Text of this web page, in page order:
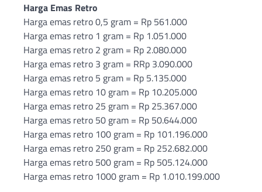
Harga Emas Retro
Harga emas retro 0,5 gram = Rp 561.000
Harga emas retro 1 gram = Rp 1.051.000
Harga emas retro 2 gram = Rp 2.080.000
Harga emas retro 3 gram = RRp 3.090.000
Harga emas retro 5 gram = Rp 5.135.000
Harga emas retro 10 gram = Rp 10.205.000
Harga emas retro 25 gram = Rp 25.367.000
Harga emas retro 50 gram = Rp 50.644.000
Harga emas retro 100 gram = Rp 101.196.000
Harga emas retro 250 gram = Rp 252.682.000
Harga emas retro 500 gram = Rp 505.124.000
Harga emas retro 1000 gram = Rp 1.010.199.000